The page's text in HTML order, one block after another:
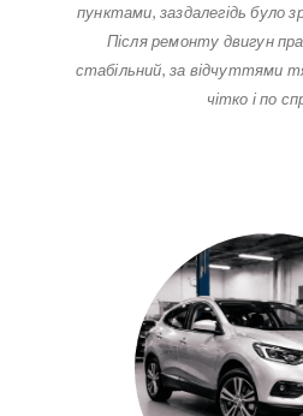
пунктами, заздалегідь було
Після ремонту двигун
стабільний, за відчуттями
чітко і по